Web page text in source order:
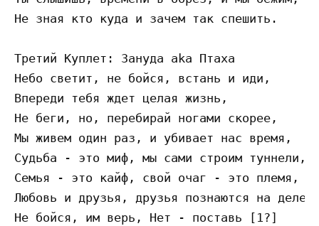
Не зная кто куда и зачем так спешить.
Третий Куплет: Зануда aka Птаха
Небо светит, не бойся, встань и иди,
Впереди тебя ждет целая жизнь,
Не беги, но, перебирай ногами скорее,
Мы живем один раз, и убивает нас время,
Судьба - это миф, мы сами строим туннели,
Семья - это кайф, свой очаг - это племя,
Любовь и друзья, друзья познаются на деле,
Не бойся, им верь, Нет - поставь [1?]